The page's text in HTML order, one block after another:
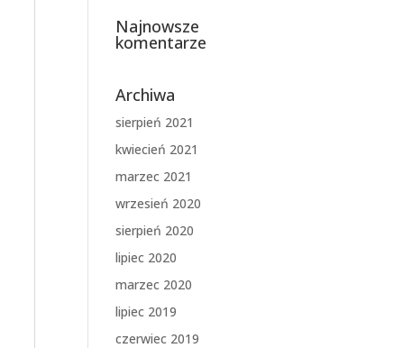
Najnowsze
komentarze
Archiwa
sierpień 2021
kwiecień 2021
marzec 2021
wrzesień 2020
sierpień 2020
lipiec 2020
marzec 2020
lipiec 2019
czerwiec 2019